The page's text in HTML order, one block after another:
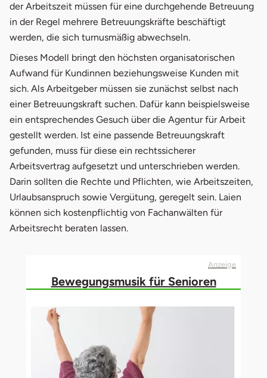
der Arbeitszeit müssen für eine durchgehende Betreuung
in der Regel mehrere Betreuungskräfte beschäftigt
werden, die sich turnusmäßig abwechseln.
Dieses Modell bringt den höchsten organisatorischen
Aufwand für Kundinnen beziehungsweise Kunden mit
sich. Als Arbeitgeber müssen sie zunächst selbst nach
einer Betreuungskraft suchen. Dafür kann beispielsweise
ein entsprechendes Gesuch über die Agentur für Arbeit
gestellt werden. Ist eine passende Betreuungskraft
gefunden, muss für diese ein rechtssicherer
Arbeitsvertrag aufgesetzt und unterschrieben werden.
Darin sollten die Rechte und Pflichten, wie Arbeitszeiten,
Urlaubsanspruch sowie Vergütung, geregelt sein. Laien
können sich kostenpflichtig von Fachanwälten für
Arbeitsrecht beraten lassen.
Anzeige
Bewegungsmusik für Senioren